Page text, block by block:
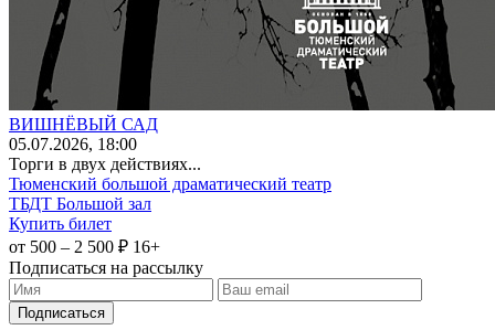
ВИШНЁВЫЙ САД
05.07.2026, 18:00
Торги в двух действиях...
Тюменский большой драматический театр
ТБДТ Большой зал
Купить билет
от 500 – 2 500 ₽ 16+
Подписаться на рассылку